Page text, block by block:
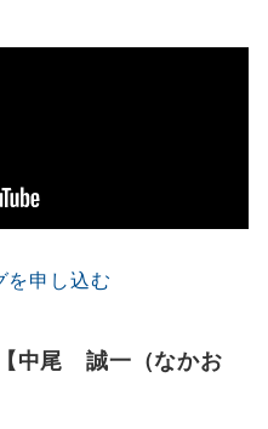
を申し込む
中尾 誠一（なかお